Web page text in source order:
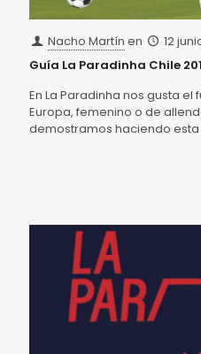
Nacho Martín en
12
Guía La Paradinha Chile
En La Paradinha nos gusta el
Europa, femenino o de
demostramos haciendo